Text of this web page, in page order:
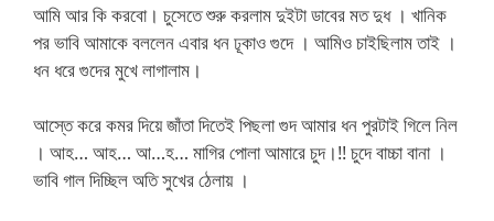
আমি আর কি করবো। চুসেতে শুরু করলাম দুইটা ডাবের মত দুধ । খানিক
পর ভাবি আমাকে বললেন এবার ধন ঢূকাও গুদে । আমিও চাইছিলাম তাই ।
ধন ধরে গুদের মুখে লাগালাম।
আস্তে করে কমর দিয়ে জাঁতা দিতেই পিছলা গুদ আমার ধন পুরটাই গিলে নিল
। আহ… আহ… আ…হ… মাগির পোলা আমারে চুদ।!! চুদে বাচ্চা বানা ।
ভাবি গাল দিচ্ছিল অতি সুখের ঠেলায় ।